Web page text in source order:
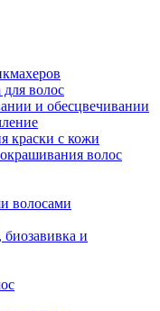
для волос
и обесцвечивании
краски с кожи
волос
волосами
биозавивка и